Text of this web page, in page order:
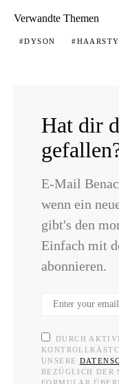
Verwandte Themen
DYSON
Hat dir
E-Mail
wenn ein
gibt's den
Einfach mit
abonnieren.
DURCH
UNSERE
BEZÜGLICH DER